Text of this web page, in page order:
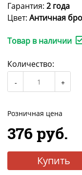
Гарантия: 2 года
Цвет: Античная
Товар в наличии
Количество:
Розничная цена
376 руб.
Купить